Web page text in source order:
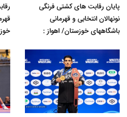
پایان رقابت های کشتی فرنگی
نونهالان انتخابی و قهرمانی
باشگاههای خوزستان/ اهواز :